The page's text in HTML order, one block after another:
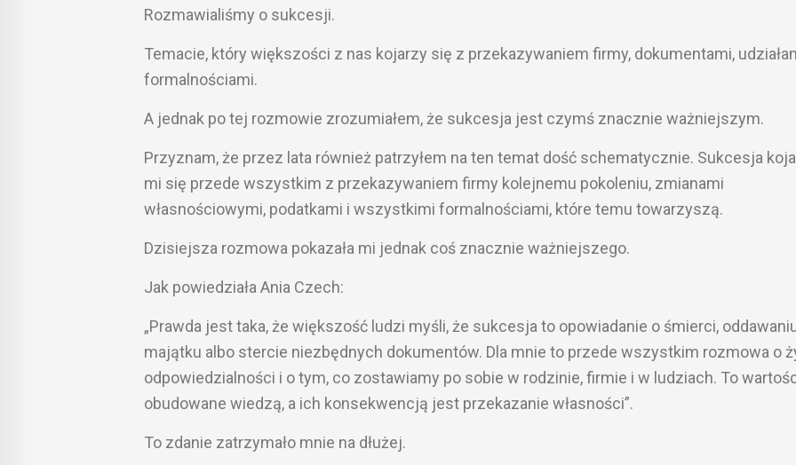
Rozmawialiśmy o sukcesji.
Temacie, który większości z nas kojarzy się z przekazywaniem firmy, dokumentami,
formalnościami.
A jednak po tej rozmowie zrozumiałem, że sukcesja jest czymś znacznie ważniejszym.
Przyznam, że przez lata również patrzyłem na ten temat dość schematycznie. Sukcesja
mi się przede wszystkim z przekazywaniem firmy kolejnemu pokoleniu, zmianami
własnościowymi, podatkami i wszystkimi formalnościami, które temu towarzyszą.
Dzisiejsza rozmowa pokazała mi jednak coś znacznie ważniejszego.
Jak powiedziała Ania Czech:
„Prawda jest taka, że większość ludzi myśli, że sukcesja to opowiadanie o śmierci,
majątku albo stercie niezbędnych dokumentów. Dla mnie to przede wszystkim rozmowa o
odpowiedzialności i o tym, co zostawiamy po sobie w rodzinie, firmie i w ludziach. To
obudowane wiedzą, a ich konsekwencją jest przekazanie własności”.
To zdanie zatrzymało mnie na dłużej.